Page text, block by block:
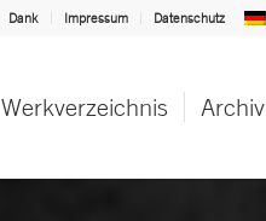
Dank Impressum Datenschutz
Werkverzeichnis Archiv